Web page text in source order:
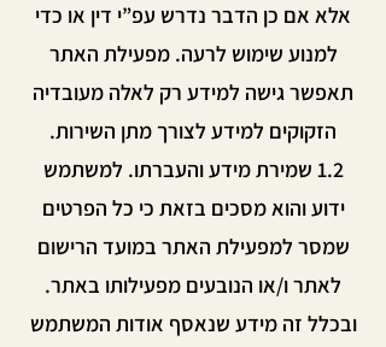
אלא אם כן הדבר נדרש עפ”י דין או כדי
למנוע שימוש לרעה. מפעילת האתר
תאפשר גישה למידע רק לאלה מעובדיה
הזקוקים למידע לצורך מתן השירות.
1.2 שמירת מידע והעברתו. למשתמש
ידוע והוא מסכים בזאת כי כל הפרטים
שמסר למפעילת האתר במועד הרישום
לאתר ו/או הנובעים מפעילותו באתר.
ובכלל זה מידע שנאסף אודות המשתמש